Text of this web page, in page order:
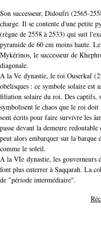
Son successeur, Didoufri (2565-
charge. Il se contente d'une petite
(règne de 2558 à 2533) qui suit
pyramide de 60 cm moins haute.
Mykérinos, le successeur de
diagonale.
A la Ve dynastie, le roi Ouserkaf
obélisques : ce symbole solaire est
filiation solaire du roi. Des captifs,
symbolisent le chaos que le roi
sont écrits pour faire survivre les
passe devant la demeure
peut alors embarquer sur la
comme le soleil.
A la VIe dynastie, les gouverneurs
font plus enterrer à Saqqarah. La
de "période intermédiaire".